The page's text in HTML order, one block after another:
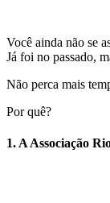
Você ainda não se
Já foi no passado,
Não perca mais
Por quê?
1. A Associação